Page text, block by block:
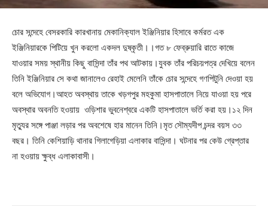
চোর সন্দেহে বেসরকারি কারখানায় মেকানিক্যাল ইঞ্জিনিয়ার হিসাবে কর্মরত এক
ইঞ্জিনিয়ারকে পিটিয়ে খুন করলো একদল দুষ্কৃতী।।গত ৮ ফেব্রুয়ারি রাতে কাজে
যাওয়ার সময় স্থানীয় কিছু বাসিন্দা তাঁর পথ আটকায়।যুবক তাঁর পরিচয়পত্র দেখিয়ে বলেন
তিনি ইঞ্জিনিয়ার সে কথা জানালেও রেহাই মেলেনি তাঁকে চোর সন্দেহে গণপিটুনি দেওয়া হয়
বলে অভিযোগ।আহত অবস্থায় তাকে খড়গপুর মহকুমা হাসপাতালে নিয়ে যাওয়া হয় পরে
অবস্থার অবনতি হওয়ায় ওড়িশার ভুবনেশ্বরে একটি হাসপাতালে ভর্তি করা হয়।১২ দিন
মৃত্যুর সঙ্গে পাঞ্জা লড়ার পর অবশেষে হার মানেন তিনি।মৃত সৌম্যদীপ চন্দর বয়স ৩৩
বছর। তিনি কেশিয়াড়ি থানার গিলাগেড়িয়া এলাকার বাসিন্দা। ঘটনার পর কেউ গ্রেপ্তার
না হওয়ায় ক্ষুব্ধ এলাকাবাসী।